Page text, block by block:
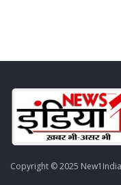
Copyright © 2025 New1India